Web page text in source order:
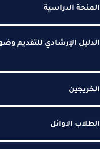
للتقديم وضوابط